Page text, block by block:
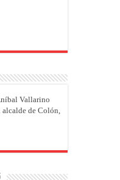
Vallarino
alcalde de Colón,